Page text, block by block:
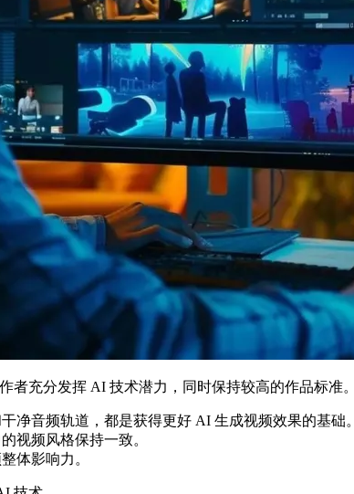
充分发挥 AI 技术潜力，同时保持较高的作品标准。
净音频轨道，都是获得更好 AI 生成视频效果的基础。
视频风格保持一致。
体影响力。